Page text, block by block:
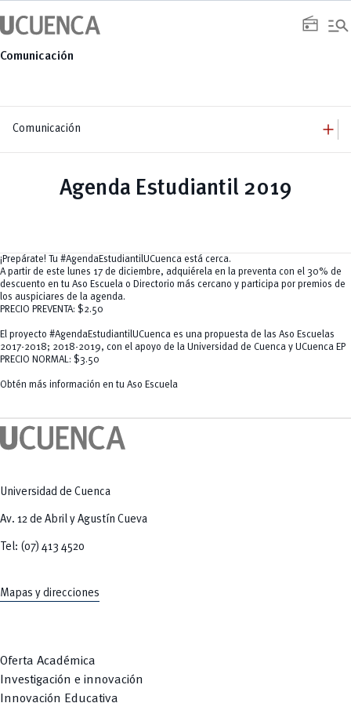
al
contenido
radio manage_search
Comunicación
Comunicación add
Equipo
Servicios
Congresos
Arquitectura
Educación, Artes y Humanidades
Industria y Construcción
Ingeniería
Ingeniería Industria y Construcción
INgenieriaIndustria y Construcción
Ingenierías, Tecnologías, Arquitectura, y Agropecuarias
Salud Humana y Bienestar
Tecnologías
y Agropecuarias
Artes
Bienestar
Cultura
Deportes
Epicentro de innovación
Género
Innovación
Investigación
MOVERU
Radio Universitaria
Vinculación
Ciencia y Tecnología
Culturales
Deportivos
Foro
Gestión
Innovación
Vinculación
Agenda Estudiantil 2019
¡Prepárate! Tu #AgendaEstudiantilUCuenca está cerca.
A partir de este lunes 17 de diciembre, adquiérela en la preventa con el 30% de
descuento en tu Aso Escuela o Directorio más cercano y participa por premios de
los auspiciares de la agenda.
PRECIO PREVENTA: $2.50
El proyecto #AgendaEstudiantilUCuenca es una propuesta de las Aso Escuelas
2017-2018; 2018-2019, con el apoyo de la Universidad de Cuenca y UCuenca EP
PRECIO NORMAL: $3.50
Obtén más información en tu Aso Escuela
Universidad de Cuenca
Av. 12 de Abril y Agustín Cueva
Tel: (07) 413 4520
Mapas y direcciones
Oferta Académica
Investigación e innovación
Innovación Educativa